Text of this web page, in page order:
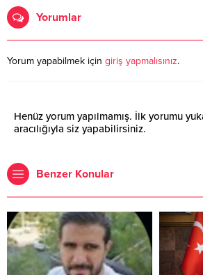
Yorumlar
Yorum yapabilmek için giriş yapmalısınız.
Henüz yorum yapılmamış. İlk yorumu
aracılığıyla siz yapabilirsiniz.
Benzer Konular